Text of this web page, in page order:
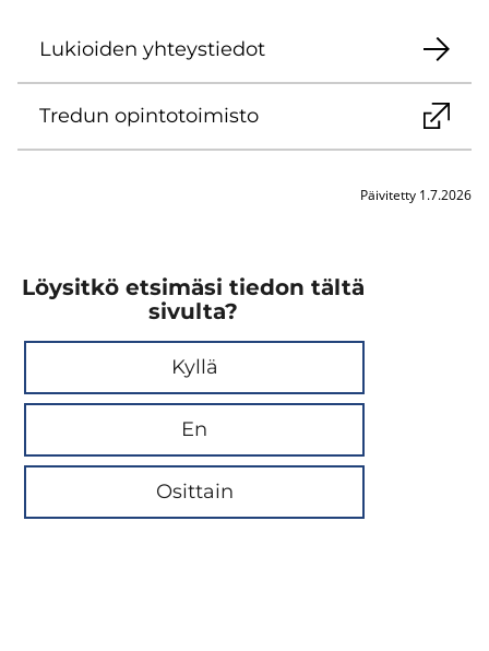
Lu­kioi­den yh­teys­tie­dot
Tre­dun opin­to­toi­mis­to
Päivitetty 1.7.2026
Löysitkö etsimäsi tiedon tältä
sivulta?
Kyllä
En
Osittain